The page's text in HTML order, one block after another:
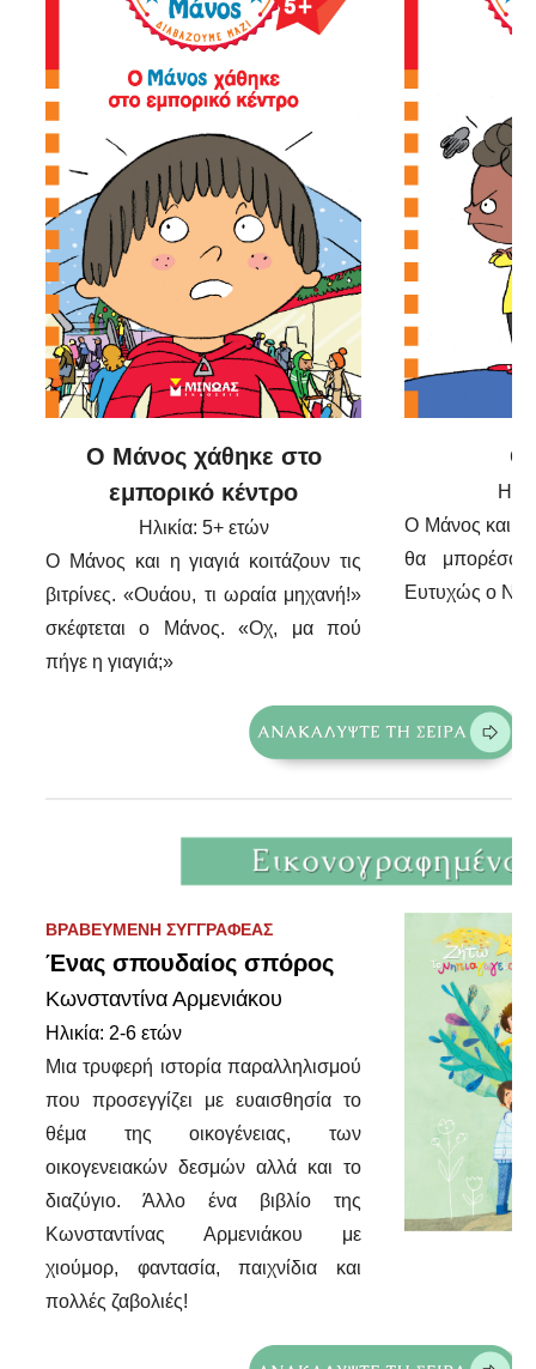
Ο Μάνος χάθηκε στο
εμπορικό κέντρο
Ηλικία: 5+ ετών
Ο Μάνος και η γιαγιά κοιτάζουν τις
βιτρίνες. «Ουάου, τι ωραία μηχανή!»
σκέφτεται ο Μάνος. «Οχ, μα πού
πήγε η γιαγιά;»
Ο
Ο Μάνος και
θα
Ευτυχώς ο
ΒΡΑΒΕΥΜΕΝΗ ΣΥΓΓΡΑΦΕΑΣ
Ένας σπουδαίος σπόρος
Κωνσταντίνα Αρμενιάκου
Ηλικία: 2-6 ετών
Μια τρυφερή ιστορία παραλληλισμού
που προσεγγίζει με ευαισθησία το
θέμα της οικογένειας, των
οικογενειακών δεσμών αλλά και το
διαζύγιο. Άλλο ένα βιβλίο της
Κωνσταντίνας Αρμενιάκου με
χιούμορ, φαντασία, παιχνίδια και
πολλές ζαβολιές!